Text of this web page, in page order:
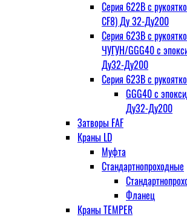
Серия 622В с
CF8) Ду 32-Ду200
Серия 623В с
ЧУГУН/GGG40 с
Ду32-Ду200
Серия 623В с
GGG40 с
Ду32-Ду200
Затворы FAF
Краны LD
Муфта
Стандартнопроходные
Фланец
Краны TEMPER